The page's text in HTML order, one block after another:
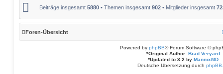
Beiträge insgesamt 5880 • Themen insgesamt 902 • Mitglieder insgesamt
Foren-Übersicht
Powered by phpBB® Forum Software ©
*Original Author: Brad Veryard
*Updated to 3.2 by MannixMD
Deutsche Übersetzung durch